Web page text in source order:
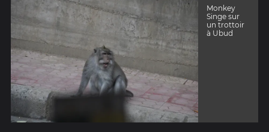
Monkey
Singe sur
un trottoir
à Ubud